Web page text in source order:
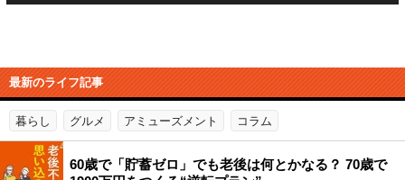
最新のライフ記事
暮らし グルメ アミューズメント コラム
60歳で「貯蓄ゼロ」でも老後は何とかなる？ 70歳で